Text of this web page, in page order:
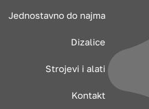
Jednostavno do najma
Dizalice
Strojevi i alati
Kontakt